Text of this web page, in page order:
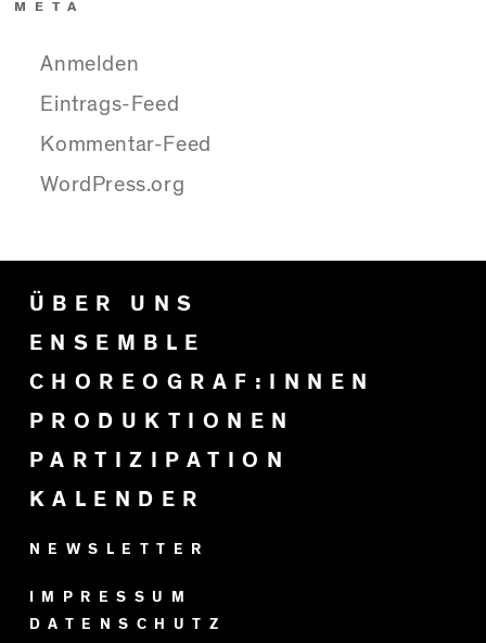
META
Anmelden
Eintrags-Feed
Kommentar-Feed
WordPress.org
ÜBER UNS
ENSEMBLE
CHOREOGRAF:INNEN
PRODUKTIONEN
PARTIZIPATION
KALENDER
NEWSLETTER
IMPRESSUM
DATENSCHUTZ